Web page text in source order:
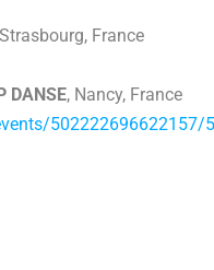
France
DANSE, Nancy, France
502222696622157/